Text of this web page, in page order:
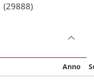
(29888)
Anno